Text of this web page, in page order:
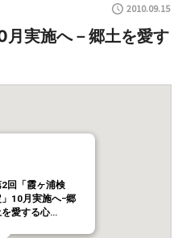
2010.09.15
実施へ－郷土を愛す
回「霞ヶ浦検
」10月実施へ−郷
を愛する心…